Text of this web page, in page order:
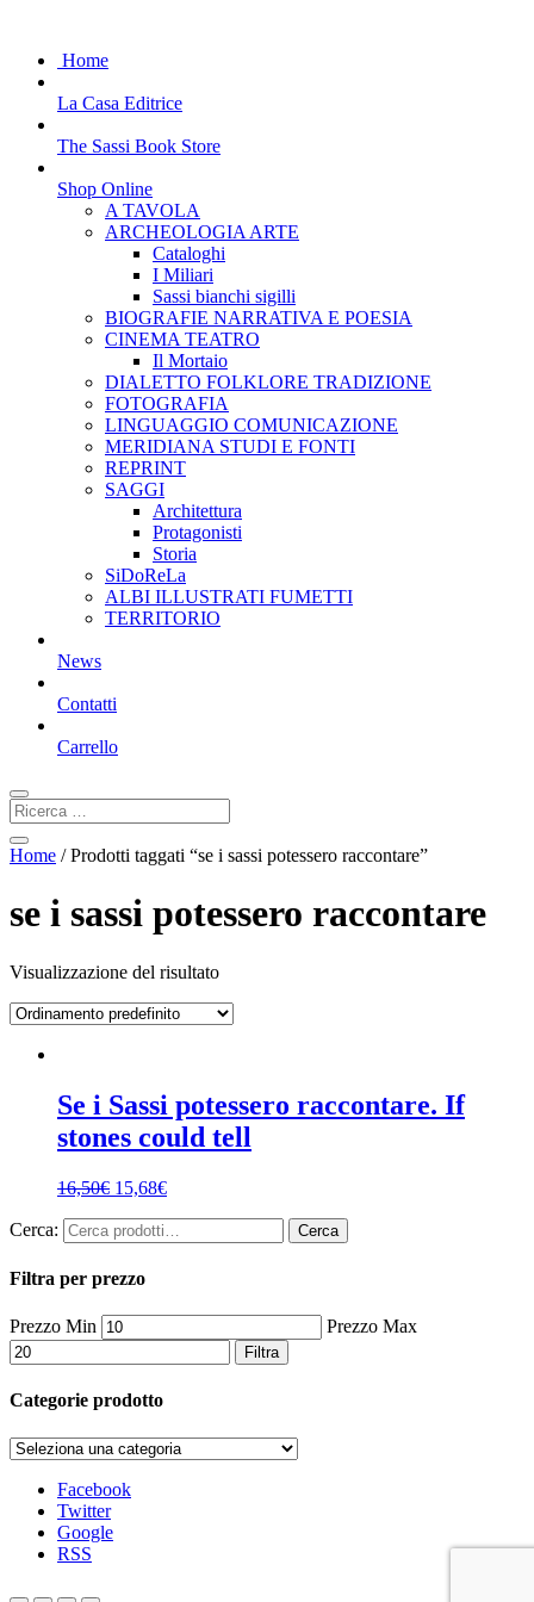
Home
La Casa Editrice
The Sassi Book Store
Shop Online
A TAVOLA
ARCHEOLOGIA ARTE
Cataloghi
I Miliari
Sassi bianchi sigilli
BIOGRAFIE NARRATIVA E POESIA
CINEMA TEATRO
Il Mortaio
DIALETTO FOLKLORE TRADIZIONE
FOTOGRAFIA
LINGUAGGIO COMUNICAZIONE
MERIDIANA STUDI E FONTI
REPRINT
SAGGI
Architettura
Protagonisti
Storia
SiDoReLa
ALBI ILLUSTRATI FUMETTI
TERRITORIO
News
Contatti
Carrello
Home / Prodotti taggati “se i sassi potessero raccontare”
se i sassi potessero raccontare
Visualizzazione del risultato
Se i Sassi potessero raccontare. If
stones could tell
16,50€ 15,68€
Cerca: Cerca
Filtra per prezzo
Prezzo Min Prezzo Max
Filtra
Categorie prodotto
Facebook
Twitter
Google
RSS